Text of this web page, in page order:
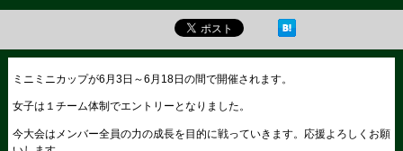
ミニミニカップが6月3日～6月18日の間で開催されます。
女子は１チーム体制でエントリーとなりました。
今大会はメンバー全員の力の成長を目的に戦っていきます。応援よろしくお願